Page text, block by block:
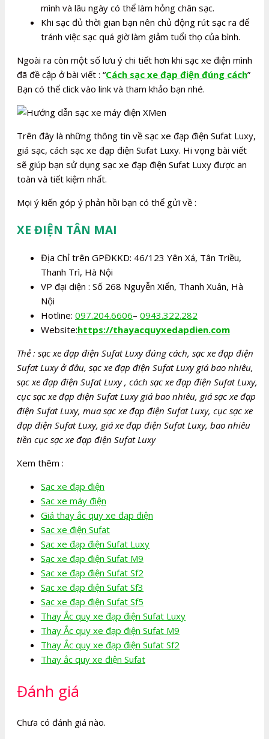
mình và lâu ngày có thể làm hỏng chân sạc.
Khi sạc đủ thời gian bạn nên chủ động rút sạc ra để
tránh việc sạc quá giờ làm giảm tuổi thọ của bình.
Ngoài ra còn một số lưu ý chi tiết hơn khi sạc xe điện mình
đã đề cập ở bài viết : “Cách sạc xe đạp điện đúng cách”
Bạn có thể click vào link và tham khảo bạn nhé.
Trên đây là những thông tin về sạc xe đạp điện Sufat Luxy,
giá sạc, cách sạc xe đạp điện Sufat Luxy. Hi vọng bài viết
sẽ giúp bạn sử dụng sạc xe đạp điện Sufat Luxy được an
toàn và tiết kiệm nhất.
Mọi ý kiến góp ý phản hồi bạn có thể gửi về :
XE ĐIỆN TÂN MAI
Địa Chỉ trên GPĐKKD: 46/123 Yên Xá, Tân Triều,
Thanh Trì, Hà Nội
VP đại diện : Số 268 Nguyễn Xiển, Thanh Xuân, Hà
Nội
Hotline: 097.204.6606– 0943.322.282
Website:https://thayacquyxedapdien.com
Thẻ : sạc xe đạp điện Sufat Luxy đúng cách, sạc xe đạp điện
Sufat Luxy ở đâu, sạc xe đạp điện Sufat Luxy giá bao nhiêu,
sạc xe đạp điện Sufat Luxy , cách sạc xe đạp điện Sufat Luxy,
cục sạc xe đạp điện Sufat Luxy giá bao nhiêu, giá sạc xe đạp
điện Sufat Luxy, mua sạc xe đạp điện Sufat Luxy, cục sạc xe
đạp điện Sufat Luxy, giá xe đạp điện Sufat Luxy, bao nhiêu
tiền cục sạc xe đạp điện Sufat Luxy
Xem thêm :
Sạc xe đạp điện
Sạc xe máy điện
Giá thay ắc quy xe đạp điện
Sạc xe điện Sufat
Sạc xe đạp điện Sufat Luxy
Sạc xe đạp điện Sufat M9
Sạc xe đạp điện Sufat Sf2
Sạc xe đạp điện Sufat Sf3
Sạc xe đạp điện Sufat Sf5
Thay Ắc quy xe đạp điện Sufat Luxy
Thay Ắc quy xe đạp điện Sufat M9
Thay Ắc quy xe đạp điện Sufat Sf2
Thay ắc quy xe điện Sufat
Đánh giá
Chưa có đánh giá nào.